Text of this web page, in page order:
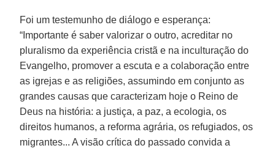
Foi um testemunho de diálogo e esperança:
“Importante é saber valorizar o outro, acreditar no
pluralismo da experiência cristã e na inculturação do
Evangelho, promover a escuta e a colaboração entre
as igrejas e as religiões, assumindo em conjunto as
grandes causas que caracterizam hoje o Reino de
Deus na história: a justiça, a paz, a ecologia, os
direitos humanos, a reforma agrária, os refugiados, os
migrantes... A visão crítica do passado convida a